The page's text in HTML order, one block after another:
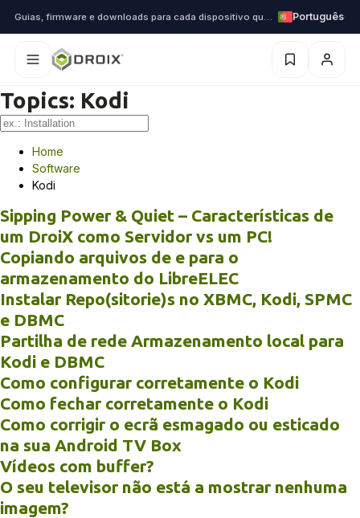
Português
Topics: Kodi
Home
Software
Kodi
Sipping Power & Quiet – Características de
um DroiX como Servidor vs um PC!
Copiando arquivos de e para o
armazenamento do LibreELEC
Instalar Repo(sitorie)s no XBMC, Kodi, SPMC
e DBMC
Partilha de rede Armazenamento local para
Kodi e DBMC
Como configurar corretamente o Kodi
Como fechar corretamente o Kodi
Como corrigir o ecrã esmagado ou esticado
na sua Android TV Box
Vídeos com buffer?
O seu televisor não está a mostrar nenhuma
imagem?